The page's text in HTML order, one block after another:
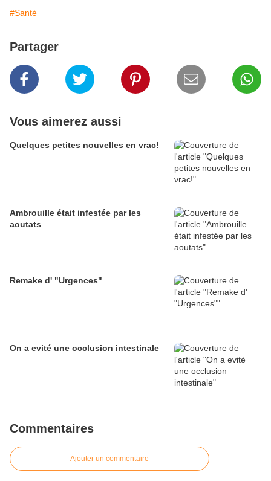
#Santé
Partager
Vous aimerez aussi
Quelques petites nouvelles en vrac!
Ambrouille était infestée par les
aoutats
Remake d' "Urgences"
On a evité une occlusion intestinale
Commentaires
Ajouter un commentaire